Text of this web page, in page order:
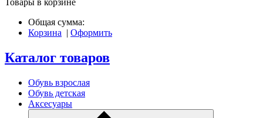
Товары в корзине
Общая сумма:
Корзина | Оформить
Каталог товаров
Обувь взрослая
Обувь детская
Аксесуары